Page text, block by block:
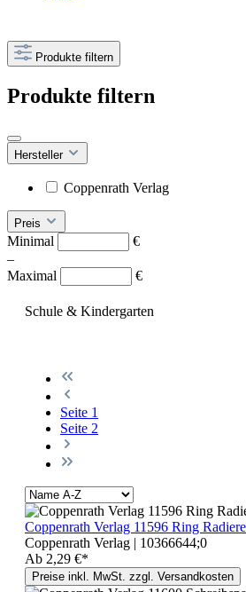
Produkte filtern
Produkte filtern
Hersteller
Coppenrath Verlag
Preis
Minimal
€
–
Maximal
€
Schule & Kindergarten
Seite 1
Seite 2
Coppenrath Verlag 11596 Ring
Coppenrath Verlag | 10366644;0
Ab 2,29 €*
Preise inkl. MwSt. zzgl. Versandkosten